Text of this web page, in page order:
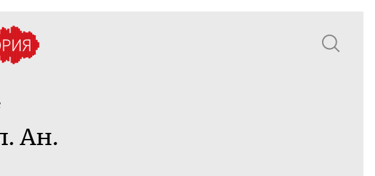
Ан.